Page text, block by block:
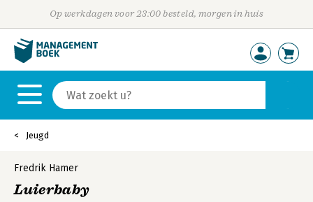
Op werkdagen voor 23:00 besteld, morgen in huis
Jeugd
Fredrik Hamer
Luierbaby